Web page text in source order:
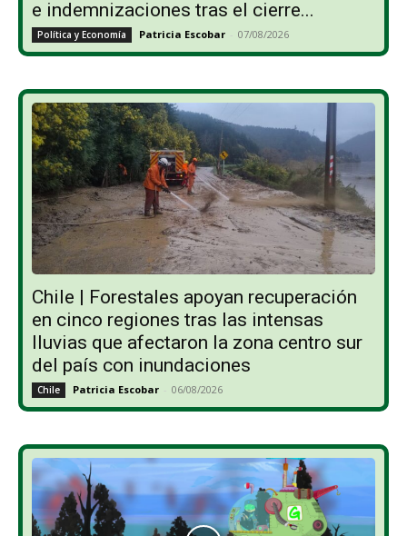
e indemnizaciones tras el cierre...
Política y Economía Patricia Escobar - 07/08/2026
Chile | Forestales apoyan recuperación
en cinco regiones tras las intensas
lluvias que afectaron la zona centro sur
del país con inundaciones
Chile Patricia Escobar - 06/08/2026